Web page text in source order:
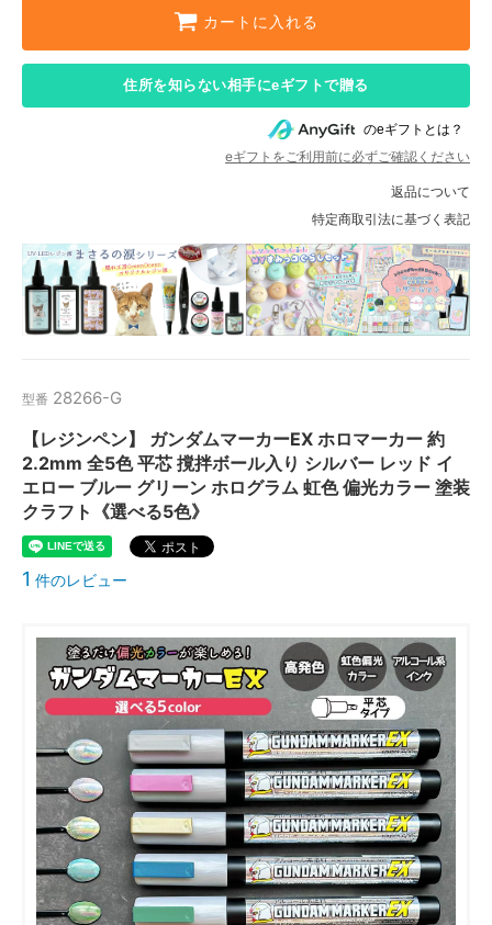
カートに入れる
住所を知らない相手にeギフトで贈る
のeギフトとは？
eギフトをご利用前に必ずご確認ください
返品について
特定商取引法に基づく表記
型番 28266-G
【レジンペン】 ガンダムマーカーEX ホロマーカー 約
2.2mm 全5色 平芯 撹拌ボール入り シルバー レッド イ
エロー ブルー グリーン ホログラム 虹色 偏光カラー 塗装
クラフト《選べる5色》
1 件のレビュー